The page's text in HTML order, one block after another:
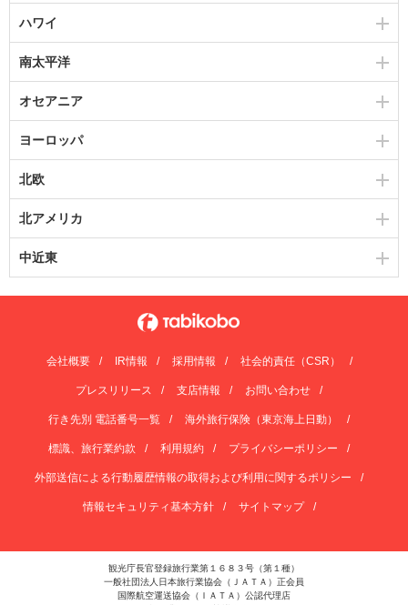
ハワイ
南太平洋
オセアニア
ヨーロッパ
北欧
北アメリカ
中近東
会社概要 IR情報 採用情報 社会的責任（CSR）
プレスリリース 支店情報 お問い合わせ
行き先別 電話番号一覧 海外旅行保険（東京海上日動）
標識、旅行業約款 利用規約 プライバシーポリシー
外部送信による行動履歴情報の取得および利用に関するポリシー
情報セキュリティ基本方針 サイトマップ
観光庁長官登録旅行業第１６８３号（第１種）
一般社団法人日本旅行業協会（ＪＡＴＡ）正会員
国際航空運送協会（ＩＡＴＡ）公認代理店